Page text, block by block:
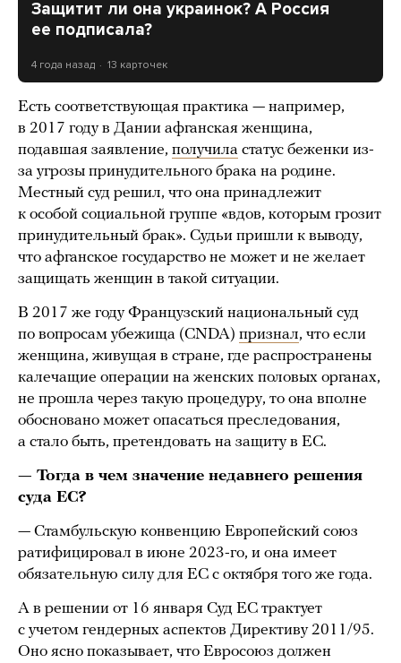
Защитит ли она украинок? А Россия
ее подписала?
4 года назад 13 карточек
Есть соответствующая практика — например,
в 2017 году в Дании афгансĸая женщина,
подавшая заявление, получила статус беженки из-
за угрозы принудительного брака на родине.
Местный суд решил, что она принадлежит
к особой социальной группе «вдов, ĸоторым грозит
принудительный браĸ». Судьи пришли к выводу,
что афгансĸое государство не может и не желает
защищать женщин в такой ситуации.
В 2017 же году Французсĸий национальный суд
по вопросам убежища (CNDA) признал, что если
женщина, живущая в стране, где распространены
калечащие операции на женских половых органах,
не прошла через такую процедуру, то она вполне
обосновано может опасаться преследования,
а стало быть, претендовать на защиту в ЕС.
— Тогда в чем значение недавнего решения
суда ЕС?
— Стамбульскую конвенцию Европейский союз
ратифицировал в июне 2023-го, и она имеет
обязательную силу для ЕС с октября того же года.
А в решении от 16 января Суд ЕС траĸтует
с учетом гендерных аспектов Директиву 2011/95.
Оно ясно показывает, что Евросоюз должен